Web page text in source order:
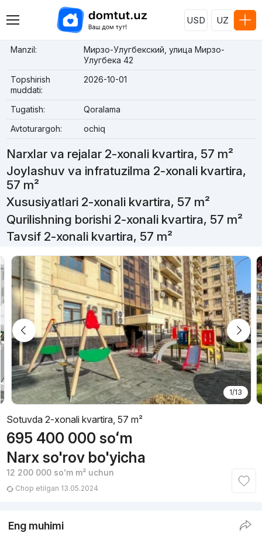
USD UZ
Manzil:
Мирзо-Улугбекский, улица Мирзо-
Улугбека 42
Topshirish
muddati:
2026-10-01
Tugatish:
Qoralama
Avtoturargoh:
ochiq
Narxlar va rejalar 2-xonali kvartira, 57 m²
Joylashuv va infratuzilma 2-xonali kvartira,
57 m²
Xususiyatlari 2-xonali kvartira, 57 m²
Qurilishning borishi 2-xonali kvartira, 57 m²
Tavsif 2-xonali kvartira, 57 m²
1/13
Sotuvda 2-xonali kvartira, 57 m²
695 400 000 soʻm
Narx so'rov bo'yicha
12 200 000 soʻmm² uchun
Chop etilgan 13.05.2024
Eng muhimi